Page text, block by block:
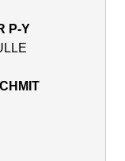
P-Y